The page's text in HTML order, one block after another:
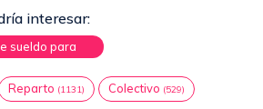
interesar:
sueldo para
Reparto (1131) Colectivo (529)